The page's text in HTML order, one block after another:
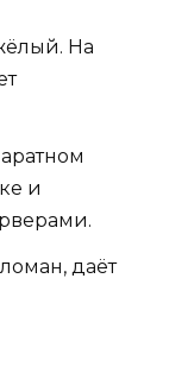
На
и
даёт